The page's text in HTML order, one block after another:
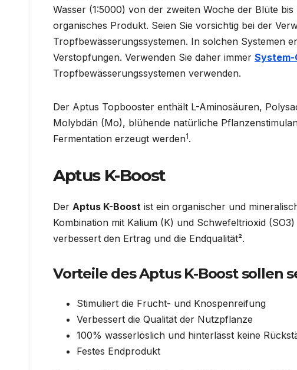
Wasser (1:5000) von der zweiten Woche der Blüte
organisches Produkt. Seien Sie vorsichtig bei der
Tropfbewässerungssystemen. In solchen Systemen
Verstopfungen. Verwenden Sie daher immer System-
Tropfbewässerungssystemen verwenden.
Der Aptus Topbooster enthält L-Aminosäuren,
Molybdän (Mo), blühende natürliche
Fermentation erzeugt werden1.
Aptus K-Boost
Der Aptus K-Boost ist ein organischer und
Kombination mit Kalium (K) und Schwefeltrioxid
verbessert den Ertrag und die Endqualität².
Vorteile des Aptus K-Boost sollen
Stimuliert die Frucht- und Knospenreifung
Verbessert die Qualität der Nutzpflanze
100% wasserlöslich und hinterlässt keine
Festes Endprodukt